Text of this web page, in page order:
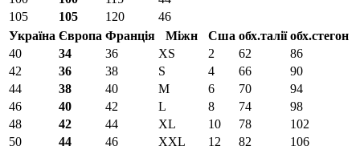
105
105 120
46
Україна Європа Франція Міжн Сша обх.талії обх.стегон
40
34 36 XS 2 62
86
42
36 38 S 4 66
90
44
38 40 M 6 70
94
46
40 42 L 8 74
98
48
42 44 XL 10 78
102
50
44 46 XXL 12 82
106